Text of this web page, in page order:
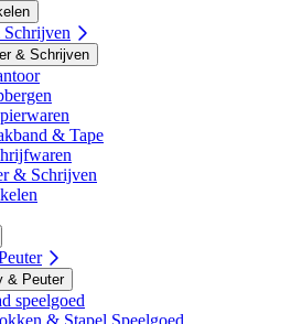
& Schrijven
& Tape
& Schrijven
& Peuter
speelgoed
& Stapel Speelgoed